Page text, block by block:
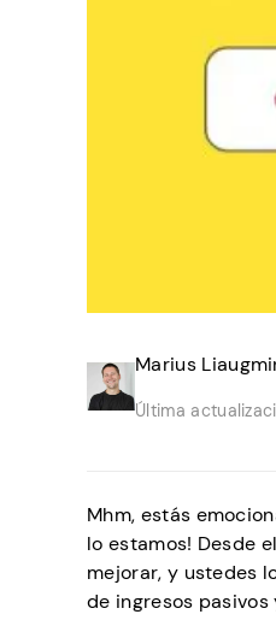
Marius
Última
Mhm, estás
lo estamos! Desde
mejorar, y ustedes
de ingresos